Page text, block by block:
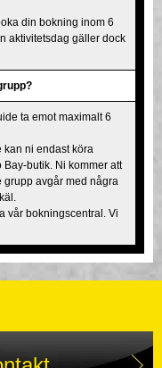
din bokning inom 6
aktivitetsdag gäller dock
ta emot maximalt 6
kan ni endast köra
butik. Ni kommer att
grupp avgår med några
vår bokningscentral. Vi